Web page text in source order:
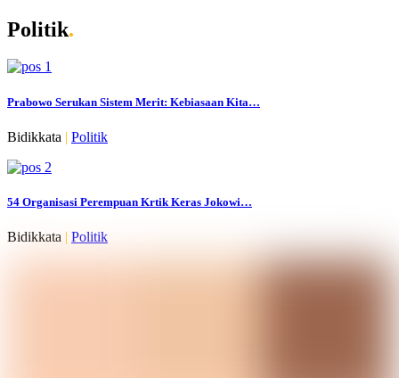
Politik.
Prabowo Serukan Sistem Merit: Kebiasaan Kita…
Bidikkata | Politik
54 Organisasi Perempuan Krtik Keras Jokowi…
Bidikkata | Politik